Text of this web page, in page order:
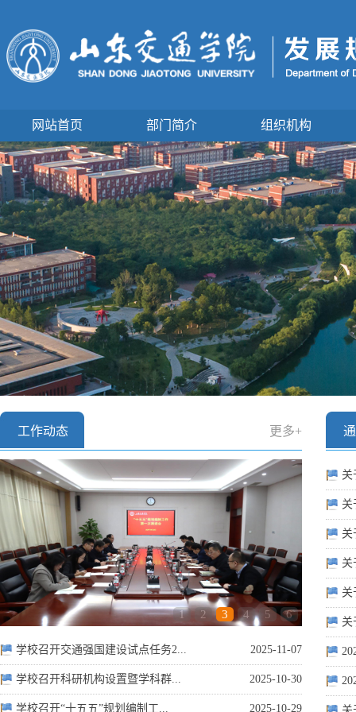
网站首页 部门简介 组织机构
工作动态 更多+
1 2 3 4 5 6
学校召开交通强国建设试点任务2... 2025-11-07
学校召开科研机构设置暨学科群... 2025-10-30
学校召开“十五五”规划编制工... 2025-10-29
关
关
关
关
关
关